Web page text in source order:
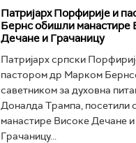
Патријарх Порфирије и
Бернс обишли манастире
Дечане и Грачаницу
Патријарх српски
пастором др Марком
саветником за духовна
Доналда Трампа, посетили
манастире Високе Дечане и
Грачаницу...